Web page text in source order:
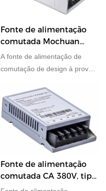
Fonte de alimentação
comutada Mochuan
400W Fonte de
alimentação PFC de alta
A fonte de alimentação de
comutação de design à prova
alta proteção da série Mochuan
MCHC suporta 400W para
seleção.
Fonte de alimentação
comutada CA 380V, tipo
de função de entrada,